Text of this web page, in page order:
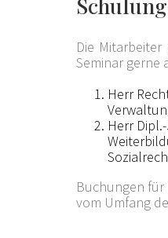
Die
Seminar gerne
Herr
Herr
Buchungen für
vom Umfang